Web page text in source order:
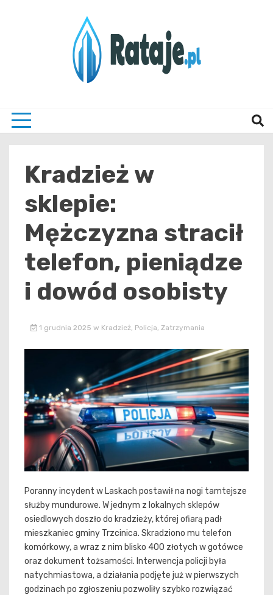
Kradzież w
sklepie:
Mężczyzna stracił
telefon, pieniądze
i dowód osobisty
1 grudnia 2025 w Kradzież, Policja, Zatrzymania
Poranny incydent w Laskach postawił na nogi tamtejsze
służby mundurowe. W jednym z lokalnych sklepów
osiedlowych doszło do kradzieży, której ofiarą padł
mieszkaniec gminy Trzcinica. Skradziono mu telefon
komórkowy, a wraz z nim blisko 400 złotych w gotówce
oraz dokument tożsamości. Interwencja policji była
natychmiastowa, a działania podjęte już w pierwszych
godzinach po zgłoszeniu pozwoliły szybko rozwiązać